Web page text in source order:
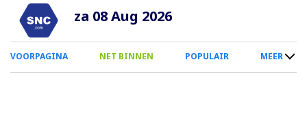
Overslaan
naar
inhoud
za 08 Aug 2026
0
Smartphone
VOORPAGINA NET BINNEN POPULAIR MEER